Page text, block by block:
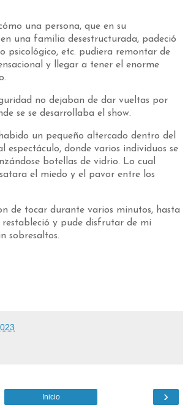
una persona, que en su
una familia desestructurada, padeció
psicológico, etc. pudiera remontar de
y llegar a tener el enorme
no dejaban de dar vueltas por
se se desarrollaba el show.
un pequeño altercado dentro del
espectáculo, donde varios individuos se
botellas de vidrio. Lo cual
el miedo y el pavor entre los
de tocar durante varios minutos, hasta
restableció y pude disfrutar de mi
sobresaltos.
›
Inicio